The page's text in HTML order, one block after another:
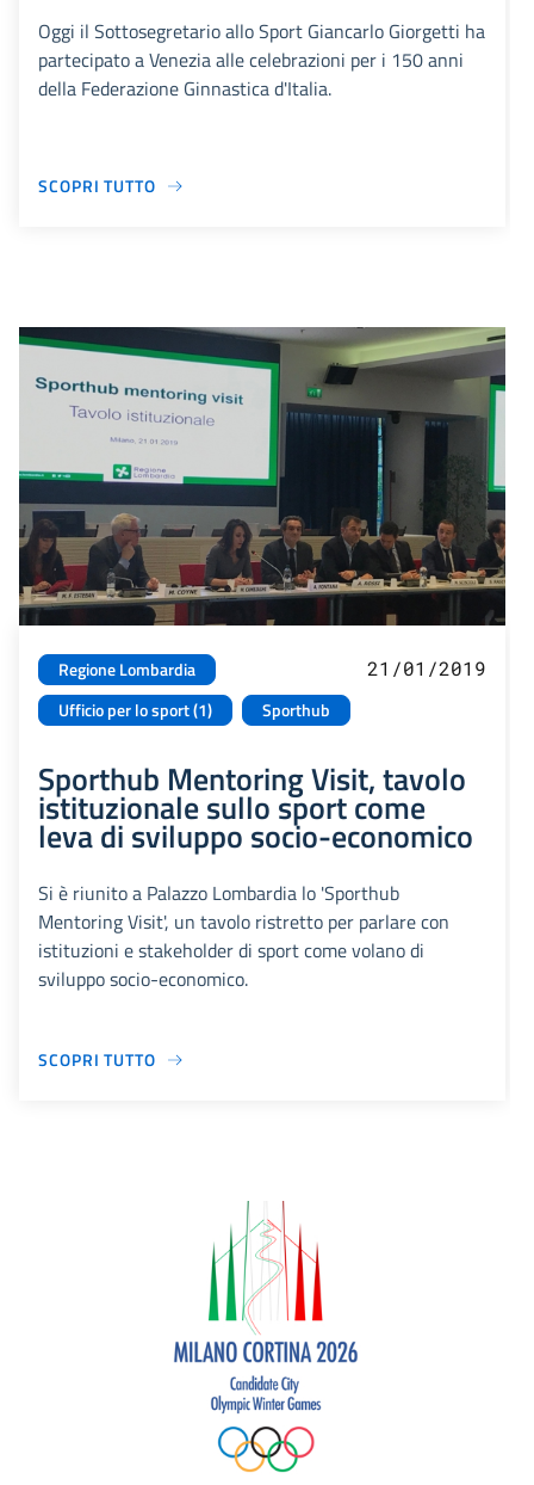
Oggi il Sottosegretario allo Sport Giancarlo Giorgetti ha
partecipato a Venezia alle celebrazioni per i 150 anni
della Federazione Ginnastica d'Italia.
SCOPRI TUTTO
Regione Lombardia
Ufficio per lo sport (1)
Sporthub
21/01/2019
Sporthub Mentoring Visit, tavolo
istituzionale sullo sport come
leva di sviluppo socio-economico
Si è riunito a Palazzo Lombardia lo 'Sporthub
Mentoring Visit', un tavolo ristretto per parlare con
istituzioni e stakeholder di sport come volano di
sviluppo socio-economico.
SCOPRI TUTTO